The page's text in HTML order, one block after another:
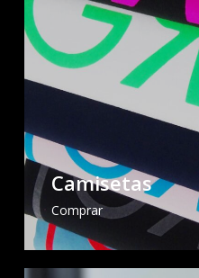
Camisetas
Comprar